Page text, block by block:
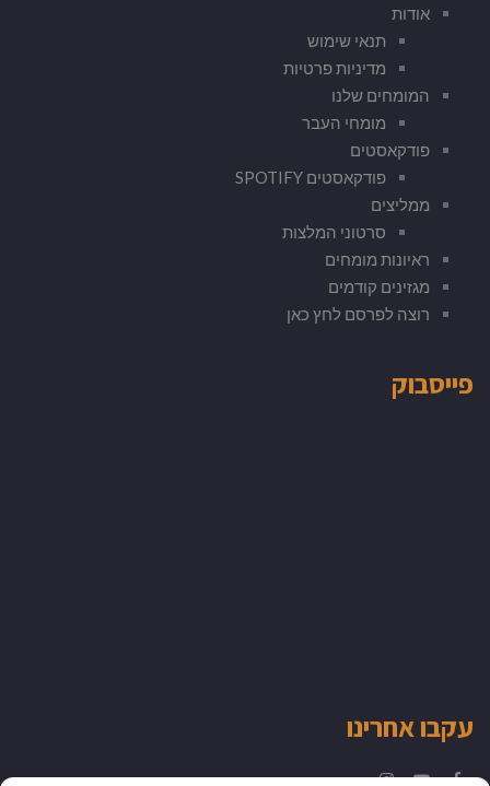
אודות
תנאי שימוש
מדיניות פרטיות
המומחים שלנו
מומחי העבר
פודקאסטים
פודקאסטים SPOTIFY
ממליצים
סרטוני המלצות
ראיונות מומחים
מגזינים קודמים
רוצה לפרסם לחץ כאן
פייסבוק
עקבו אחרינו